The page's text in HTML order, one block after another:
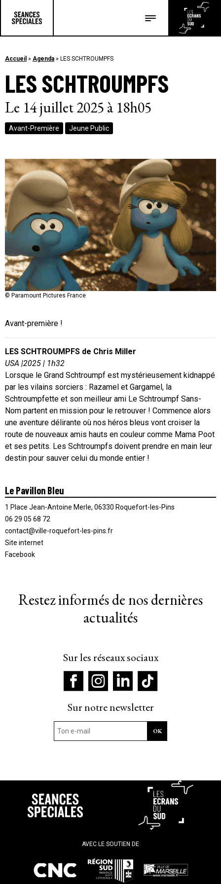
Les articles
Accueil » Agenda » LES SCHTROUMPFS
LES SCHTROUMPFS
Le 14 juillet 2025 à 18h05
Avant-Première Jeune Public
© Paramount Pictures France
© Paramount Pictures France
Avant-première !
LES SCHTROUMPFS de Chris Miller
USA |2025 | 1h32
Lorsque le Grand Schtroumpf est mystérieusement kidnappé
par les vilains sorciers : Razamel et Gargamel, la
Schtroumpfette et son meilleur ami Le Schtroumpf Sans-
Nom partent en mission pour le retrouver ! Commence alors
une aventure délirante où nos héros bleus vont croiser la
route de nouveaux amis hauts en couleur comme Mama Poot
et ses petits. Les Schtroumpfs doivent prendre en main leur
destin pour sauver celui du monde entier !
Le Pavillon Bleu
1 Place Jean-Antoine Merle, 06330 Roquefort-les-Pins
06 29 05 68 72
contact@ville-roquefort-les-pins.fr
Site internet
Facebook
Restez informés de nos dernières
actualités
Sur les réseaux sociaux
Sur notre newsletter
AVEC LE SOUTIEN DE